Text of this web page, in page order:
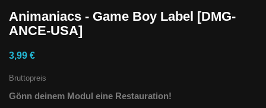
Animaniacs - Game Boy Label [DMG-
ANCE-USA]
3,99 €
Bruttopreis
Gönn deinem Modul eine Restauration!